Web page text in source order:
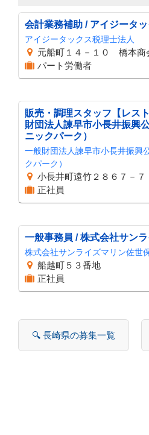
会計業務補助 / アイジータ
アイジータックス税理士法人
元船町１４－１０ 橋本商
パート労働者
販売・調理スタッフ【レ
財団法人諫早市小長井振興
ニックパーク）
一般財団法人諫早市小長井振興
クパーク）
小長井町遠竹２８６７－７
正社員
一般事務員 / 株式会社サン
株式会社サンライズマリン佐世
船越町５３番地
正社員
🔍 長崎県の募集一覧